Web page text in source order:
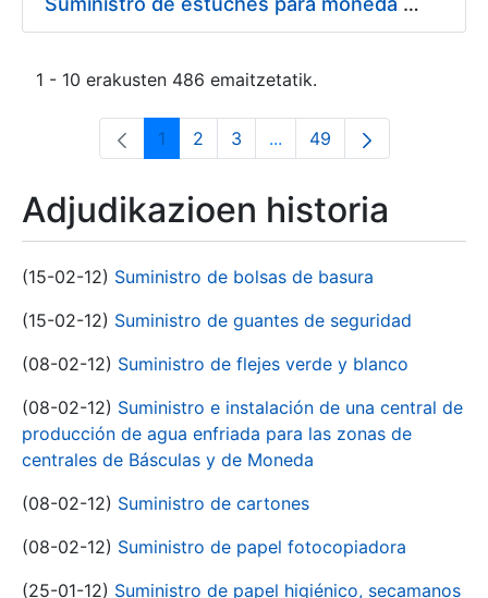
1 - 10 erakusten 486 emaitzetatik.
Orrialdea
1 Orrialdea
2 Orrialdea
3 ...Intermediate Pages Use
Orrialdea
49
Adjudikazioen historia
(15-02-12) Suministro de bolsas de basura
(15-02-12) Suministro de guantes de seguridad
(08-02-12) Suministro de flejes verde y blanco
(08-02-12) Suministro e instalación de una central de
producción de agua enfriada para las zonas de
centrales de Básculas y de Moneda
(08-02-12) Suministro de cartones
(08-02-12) Suministro de papel fotocopiadora
(25-01-12) Suministro de papel higiénico, secamanos